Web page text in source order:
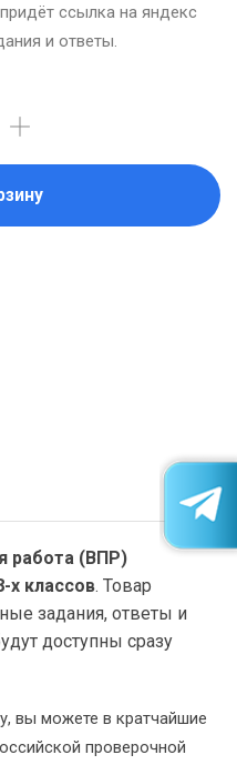
ссылка на яндекс
и ответы.
работа (ВПР)
х классов. Товар
задания, ответы и
доступны сразу
вы можете в кратчайшие
проверочной